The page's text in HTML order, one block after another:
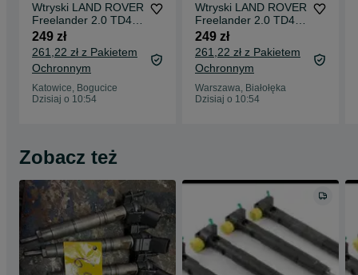
Wtryski LAND ROVER
Freelander 2.0 TD4
Bosch 044.5110.049
249 zł
261,22 zł z Pakietem
Ochronnym
Katowice, Bogucice
Dzisiaj o 10:54
Wtryski LAND ROVER
Freelander 2.0 TD4
Bosch 044.5110.049
249 zł
261,22 zł z Pakietem
Ochronnym
Warszawa, Białołęka
Dzisiaj o 10:54
Zobacz też